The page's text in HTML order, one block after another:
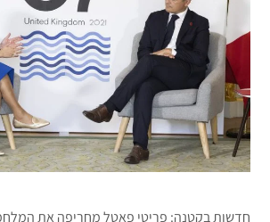
חדשות בקטנה: פריטי פאטל מחריפה את